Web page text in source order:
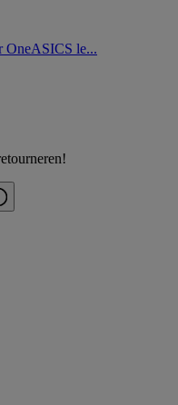
OneASICS le...